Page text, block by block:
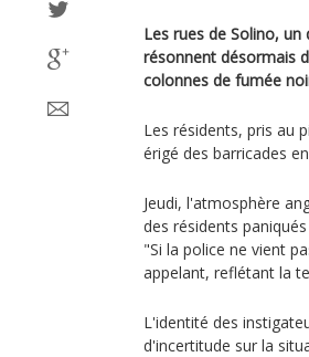
Les rues de Solino,
résonnent désormais
colonnes de fumée
Les résidents, pris au
érigé des barricades
Jeudi, l'atmosphère
des résidents
"Si la police ne vient
appelant, reflétant la
L'identité des
d'incertitude sur la